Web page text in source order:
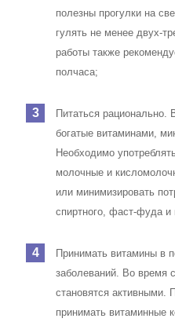
полезны прогулки на
гулять не менее двух-
работы также
полчаса;
Питаться
богатые витаминами,
Необходимо
молочные и
или минимизировать
спиртного, фаст-фуда и
Принимать витамины в
заболеваний. Во время
становятся активными.
принимать витаминные